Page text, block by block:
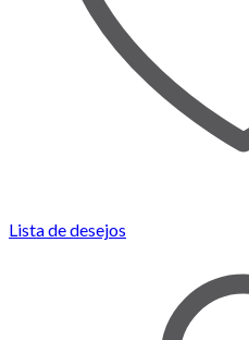
Lista de desejos